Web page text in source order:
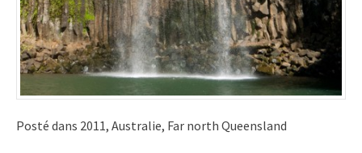
Posté dans 2011, Australie, Far north Queensland